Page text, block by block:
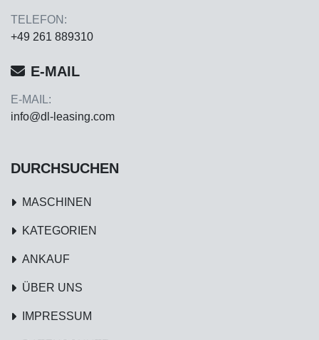
TELEFON:
+49 261 889310
E-MAIL
E-MAIL:
info@dl-leasing.com
DURCHSUCHEN
MASCHINEN
KATEGORIEN
ANKAUF
ÜBER UNS
IMPRESSUM